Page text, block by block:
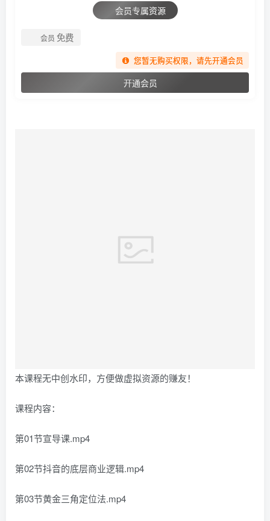
会员专属资源
会员 免费
您暂无购买权限，请先开通会员
开通会员
本课程无中创水印，方便做虚拟资源的赚友！
课程内容：
第01节宣导课.mp4
第02节抖音的底层商业逻辑.mp4
第03节黄金三角定位法.mp4